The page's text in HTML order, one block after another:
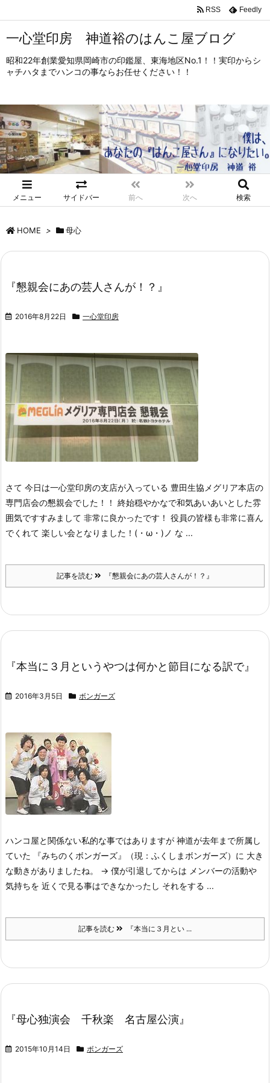
一心堂印房 神道裕のはんこ屋ブログ
昭和22年創業愛知県岡崎市の印鑑屋、東海地区No.1！！実印からシ
ャチハタまでハンコの事ならお任せください！！
メニュー サイドバー 前へ 次へ 検索
RSS Feedly
HOME > 母心
『懇親会にあの芸人さんが！？』
2016年8月22日 一心堂印房
さて 今日は一心堂印房の支店が入っている 豊田生協メグリア本店の
専門店会の懇親会でした！！ 終始穏やかなで和気あいあいとした雰
囲気ですすみまして 非常に良かったです！ 役員の皆様も非常に喜ん
でくれて 楽しい会となりました！(・ω・)ノ な ...
記事を読む 『懇親会にあの芸人さんが！？』
『本当に３月というやつは何かと節目になる訳で』
2016年3月5日 ボンガーズ
ハンコ屋と関係ない私的な事ではありますが 神道が去年まで所属し
ていた 『みちのくボンガーズ』（現：ふくしまボンガーズ）に 大き
な動きがありましたね。 → 僕が引退してからは メンバーの活動や
気持ちを 近くで見る事はできなかったし それをする ...
記事を読む 『本当に３月とい ...
『母心独演会 千秋楽 名古屋公演』
2015年10月14日 ボンガーズ